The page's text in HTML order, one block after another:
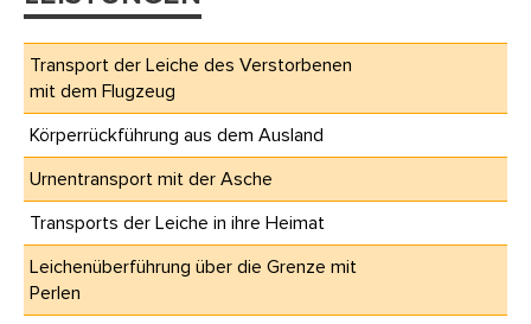
Transport der Leiche des Verstorbenen
mit dem Flugzeug
Körperrückführung aus dem Ausland
Urnentransport mit der Asche
Transports der Leiche in ihre Heimat
Leichenüberführung über die Grenze mit
Perlen